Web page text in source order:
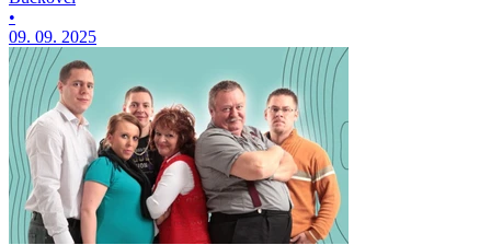
•
09. 09. 2025